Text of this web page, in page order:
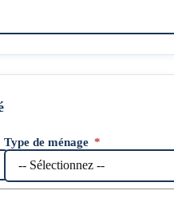
Type de ménage *